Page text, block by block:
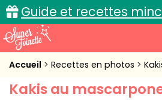
Guide et recettes
Accueil
Recettes de cuisine
Accueil Recettes en photos
Kakis au